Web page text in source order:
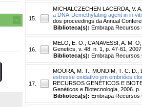
15.
MICHALCZECHEN LACERDA, V. A.
a DNA-Demethylating agent in in
dos proceedings da Annual
Biblioteca(s): Embrapa Recursos
16.
MELO, E. O. ; CANAVESSI, A. M. O
Genetics, v. 48, n. 1, p. 47-61,
Biblioteca(s): Embrapa Recursos
17.
MOURA, M. T. ; MUNDIM, T. C. D. ;
estresse oxidativo em embriões
RECURSOS GENÉTICOS E
Genéticos e Biotecnologia, 2006. p.
Biblioteca(s): Embrapa Recursos